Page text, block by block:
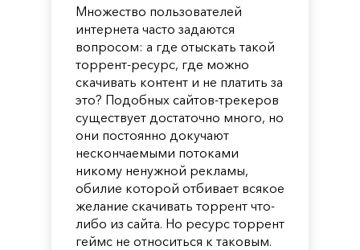
Множество пользователей
интернета часто задаются
вопросом: а где отыскать такой
торрент-ресурс, где можно
скачивать контент и не платить за
это? Подобных сайтов-трекеров
существует достаточно много, но
они постоянно докучают
нескончаемыми потоками
никому ненужной рекламы,
обилие которой отбивает всякое
желание скачивать торрент что-
либо из сайта. Но ресурс торрент
геймс не относиться к таковым.